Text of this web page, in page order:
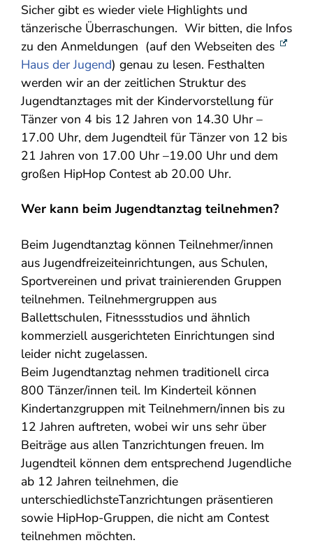
Sicher gibt es wieder viele Highlights und
tänzerische Überraschungen. Wir bitten, die Infos
zu den Anmeldungen (auf den Webseiten des
Haus der Jugend) genau zu lesen. Festhalten
werden wir an der zeitlichen Struktur des
Jugendtanztages mit der Kindervorstellung für
Tänzer von 4 bis 12 Jahren von 14.30 Uhr –
17.00 Uhr, dem Jugendteil für Tänzer von 12 bis
21 Jahren von 17.00 Uhr –19.00 Uhr und dem
großen HipHop Contest ab 20.00 Uhr.
Wer kann beim Jugendtanztag teilnehmen?
Beim Jugendtanztag können Teilnehmer/innen
aus Jugendfreizeiteinrichtungen, aus Schulen,
Sportvereinen und privat trainierenden Gruppen
teilnehmen. Teilnehmergruppen aus
Ballettschulen, Fitnessstudios und ähnlich
kommerziell ausgerichteten Einrichtungen sind
leider nicht zugelassen.
Beim Jugendtanztag nehmen traditionell circa
800 Tänzer/innen teil. Im Kinderteil können
Kindertanzgruppen mit Teilnehmern/innen bis zu
12 Jahren auftreten, wobei wir uns sehr über
Beiträge aus allen Tanzrichtungen freuen. Im
Jugendteil können dem entsprechend Jugendliche
ab 12 Jahren teilnehmen, die
unterschiedlichsteTanzrichtungen präsentieren
sowie HipHop-Gruppen, die nicht am Contest
teilnehmen möchten.